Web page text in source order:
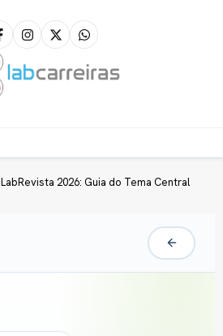
LabRevista 2026: Guia do Tema Central